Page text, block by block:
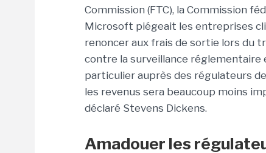
Commission (FTC), la Commission
Microsoft piégeait les entreprises
renoncer aux frais de sortie lors du
contre la surveillance réglementaire
particulier auprès des régulateurs
les revenus sera beaucoup moins
déclaré Stevens Dickens.
Amadouer les